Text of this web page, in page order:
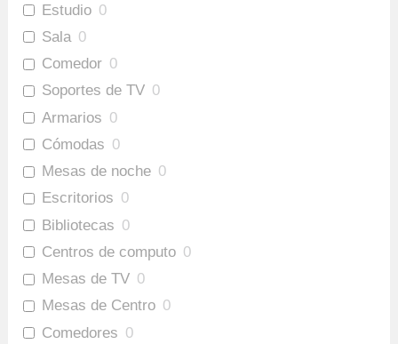
Estudio 0
Sala 0
Comedor 0
Soportes de TV 0
Armarios 0
Cómodas 0
Mesas de noche 0
Escritorios 0
Bibliotecas 0
Centros de computo 0
Mesas de TV 0
Mesas de Centro 0
Comedores 0